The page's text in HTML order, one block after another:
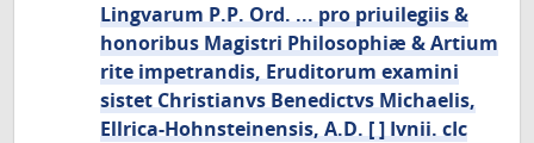
Lingvarum P.P. Ord. ... pro priuilegiis &
honoribus Magistri Philosophiæ & Artium
rite impetrandis, Eruditorum examini
sistet Christianvs Benedictvs Michaelis,
Ellrica-Hohnsteinensis, A.D. [ ] Ivnii. cIc